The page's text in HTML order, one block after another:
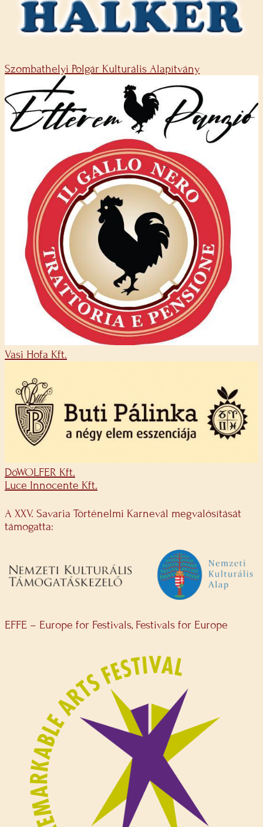
Szombathelyi Polgár Kulturális Alapítvány
Vasi Hofa Kft.
DöWOLFER Kft.
Luce Innocente Kft.
A XXV. Savaria Történelmi Karnevál megvalósítását
támogatta:
EFFE – Europe for Festivals, Festivals for Europe